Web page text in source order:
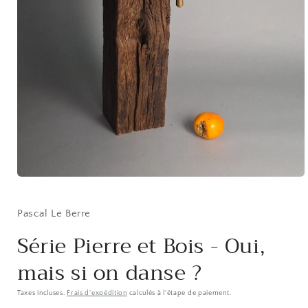
1
fenêtre
modale
Pascal Le Berre
Série Pierre et Bois - Oui,
mais si on danse ?
Taxes incluses. Frais d'expédition calculés à l'étape de paiement.